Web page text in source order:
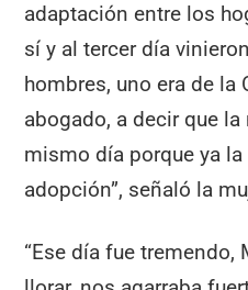
adaptación entre los
sí y al tercer día
hombres, uno era de la
abogado, a decir que
mismo día porque ya
adopción”, señaló la
“Ese día fue tremendo,